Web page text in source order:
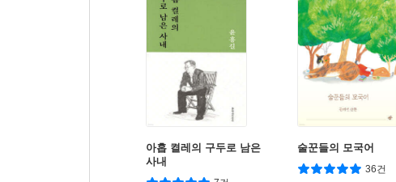
아홉 켤레의 구두로 남은
사내
술꾼들의 모국어
36건